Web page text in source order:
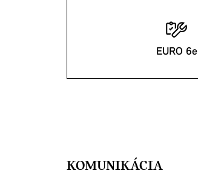
EURO 6e
KOMUNIKÁCIA